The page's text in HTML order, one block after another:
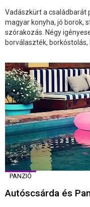
Vadászkürt a családbarát
magyar konyha, jó borok,
szórakozás. Négy
borválaszték, borkóstolás,
PANZIÓ
Autóscsárda és